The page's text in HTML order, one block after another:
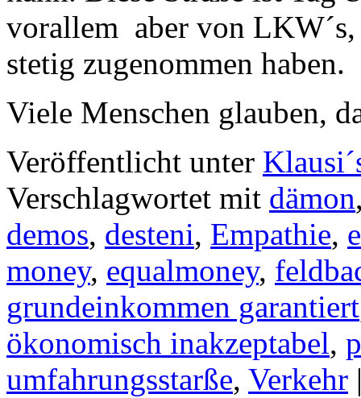
vorallem aber von
stetig zugenommen haben.
Viele Menschen glauben,
Veröffentlicht unter
Verschlagwortet mit dämon
demos, desteni, Empathie,
money, equalmoney,
grundeinkommen garantiert
ökonomisch inakzeptabel,
umfahrungsstarße, Verkehr